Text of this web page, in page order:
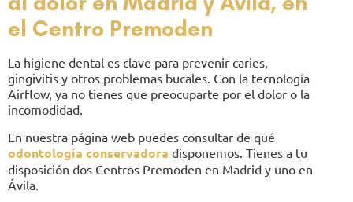
el Centro Premoden
La higiene dental es clave para prevenir caries,
gingivitis y otros problemas bucales. Con la tecnología
Airflow, ya no tienes que preocuparte por el dolor o la
incomodidad.
En nuestra página web puedes consultar de qué
odontología conservadora disponemos. Tienes a tu
disposición dos Centros Premoden en Madrid y uno en
Ávila.